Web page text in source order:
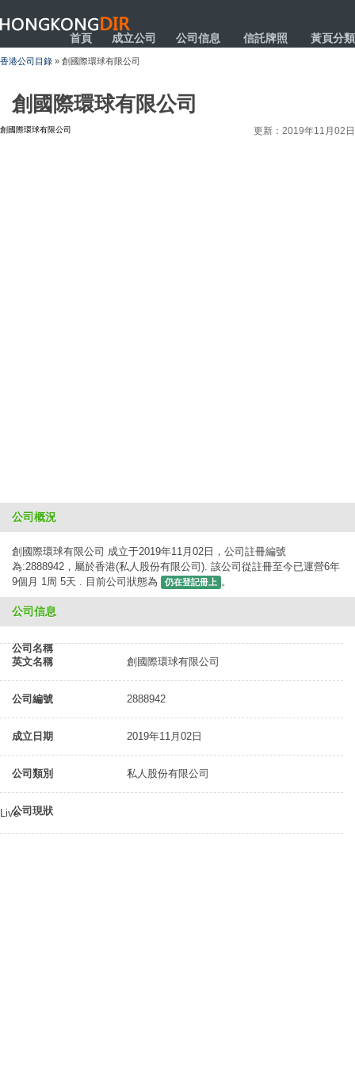
HONGKONGDIR
首頁 成立公司 公司信息 信託牌照 黃頁分類
香港公司目錄 » 創國際環球有限公司
創國際環球有限公司
創國際環球有限公司 更新：2019年11月02日
公司概況
創國際環球有限公司 成立于2019年11月02日，公司註冊編號
為:2888942，屬於香港(私人股份有限公司). 該公司從註冊至今已運營6年
9個月 1周 5天 . 目前公司狀態為
仍在登記冊上 。
公司信息
公司名稱
英文名稱
創國際環球有限公司
公司編號 2888942
成立日期 2019年11月02日
公司類別 私人股份有限公司
公司現狀
Live